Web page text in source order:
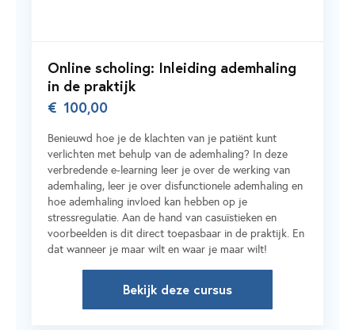
Online scholing: Inleiding ademhaling
in de praktijk
€ 100,00
Benieuwd hoe je de klachten van je patiënt kunt
verlichten met behulp van de ademhaling? In deze
verbredende e-learning leer je over de werking van
ademhaling, leer je over disfunctionele ademhaling en
hoe ademhaling invloed kan hebben op je
stressregulatie. Aan de hand van casuïstieken en
voorbeelden is dit direct toepasbaar in de praktijk. En
dat wanneer je maar wilt en waar je maar wilt!
Bekijk deze cursus